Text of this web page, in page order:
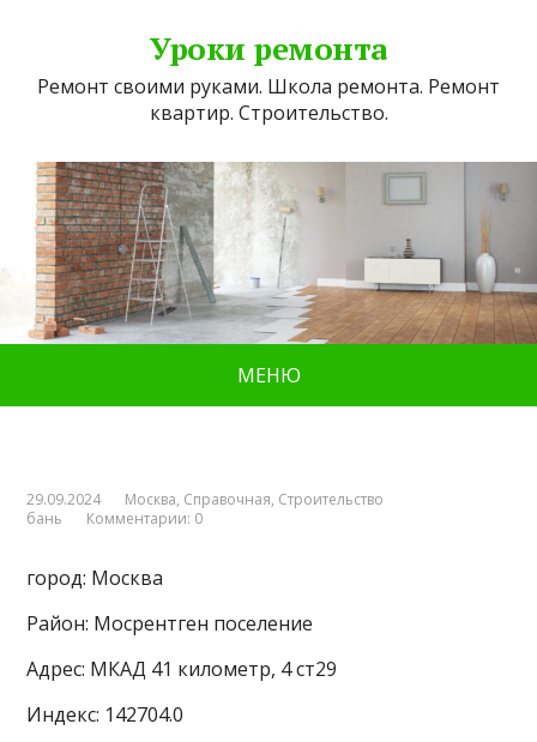
Уроки ремонта
Ремонт своими руками. Школа ремонта. Ремонт
квартир. Строительство.
МЕНЮ
29.09.2024 Москва, Справочная, Строительство
бань
Комментарии: 0
город: Москва
Район: Мосрентген поселение
Адрес: МКАД 41 километр, 4 ст29
Индекс: 142704.0